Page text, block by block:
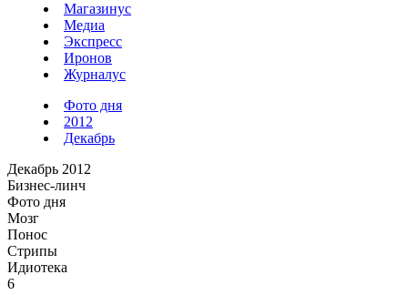
Магазинус
Медиа
Экспресс
Иронов
Журналус
Фото дня
2012
Декабрь
Декабрь 2012
Бизнес-линч
Фото дня
Мозг
Понос
Стрипы
Идиотека
6